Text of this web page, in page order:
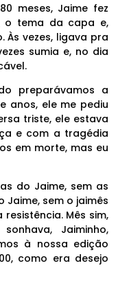
meses, Jaime fez
o tema da capa e,
Às vezes, ligava pra
sumia e, no dia
preparávamos a
anos, ele me pediu
triste, ele estava
e com a tragédia
em morte, mas eu
do Jaime, sem as
Jaime, sem o jaimês
Mês sim,
Jaiminho,
à nossa edição
como era desejo